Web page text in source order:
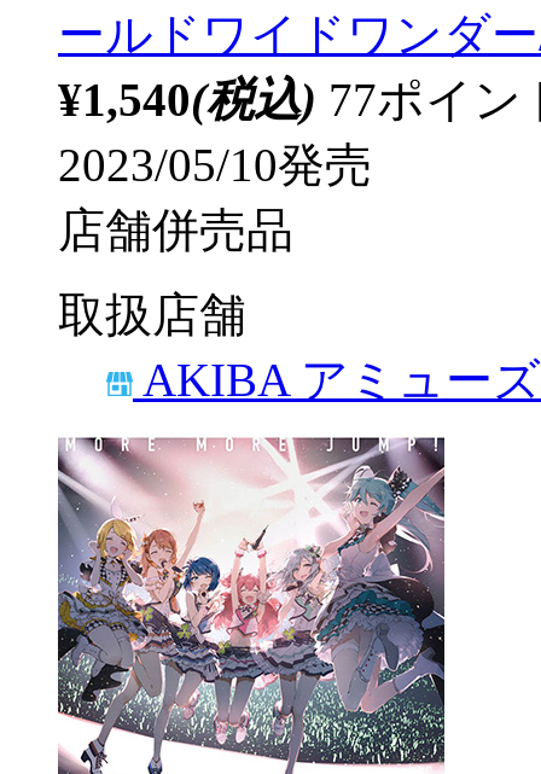
ールドワイドワンダ
¥1,540(税込) 77ポイ
2023/05/10発売
店舗併売品
取扱店舗
AKIBA アミュー